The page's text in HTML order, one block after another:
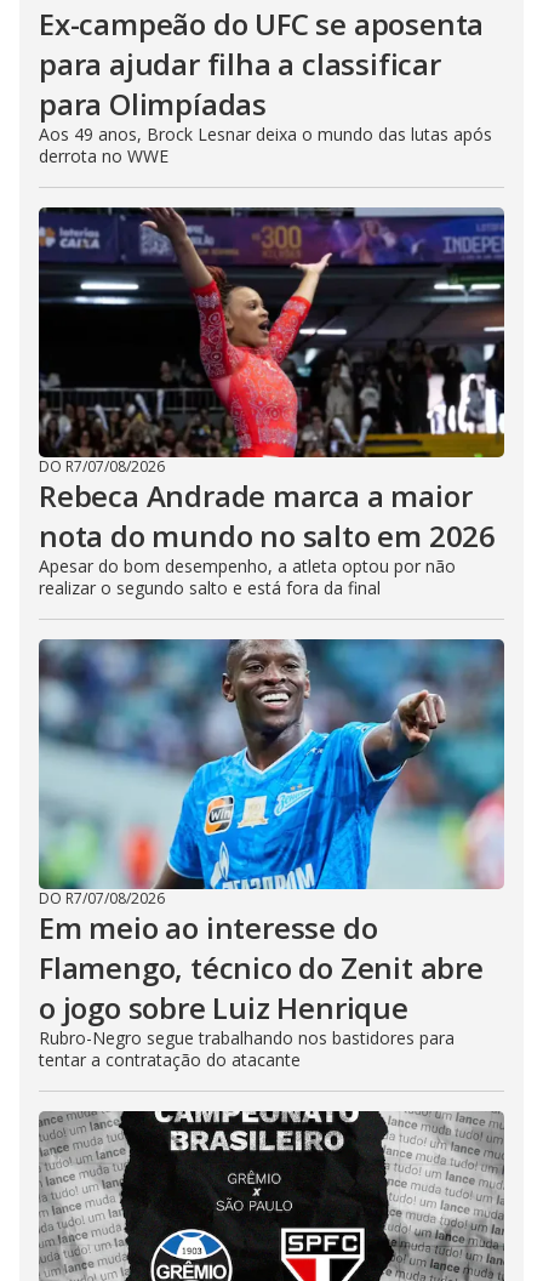
Ex-campeão do UFC se aposenta
para ajudar filha a classificar
para Olimpíadas
Aos 49 anos, Brock Lesnar deixa o mundo das lutas após
derrota no WWE
DO R7/07/08/2026
Rebeca Andrade marca a maior
nota do mundo no salto em 2026
Apesar do bom desempenho, a atleta optou por não
realizar o segundo salto e está fora da final
DO R7/07/08/2026
Em meio ao interesse do
Flamengo, técnico do Zenit abre
o jogo sobre Luiz Henrique
Rubro-Negro segue trabalhando nos bastidores para
tentar a contratação do atacante